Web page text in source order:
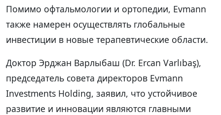
Помимо офтальмологии и ортопедии, Evmann
также намерен осуществлять глобальные
инвестиции в новые терапевтические области.
Доктор Эрджан Варлыбаш (Dr. Ercan Varlıbaş),
председатель совета директоров Evmann
Investments Holding, заявил, что устойчивое
развитие и инновации являются главными